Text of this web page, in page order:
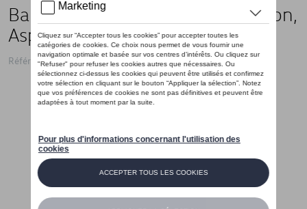
Bande de protection pour le hayon,
Aspect chromé
Référence: 2GM071360